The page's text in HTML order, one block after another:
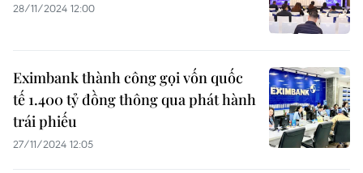
28/11/2024 12:00
Eximbank thành công gọi vốn quốc
tế 1.400 tỷ đồng thông qua phát hành
trái phiếu
27/11/2024 12:05